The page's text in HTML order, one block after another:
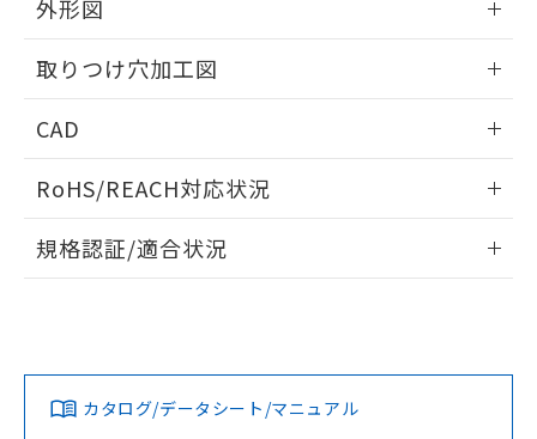
外形図
取りつけ穴加工図
CAD
ドすることができます。
ログイン/会員登録
ダウンロードデータをご利用いただく前に、以下を必ずお読
みください。
ソフトウェアの使用条件
RoHS/REACH対応状況
EU RoHS 注意事項・凡例
対応済み
規格認証/適合状況
カタログ/データシート/マニュアル
既に当社にて対応品への在庫切替を完了
していることから、特段のことがない限
り、2022年1月12日より割愛しておりま
す。